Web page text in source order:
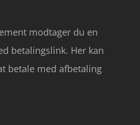
modtager du en
betalingslink. Her kan
betale med afbetaling